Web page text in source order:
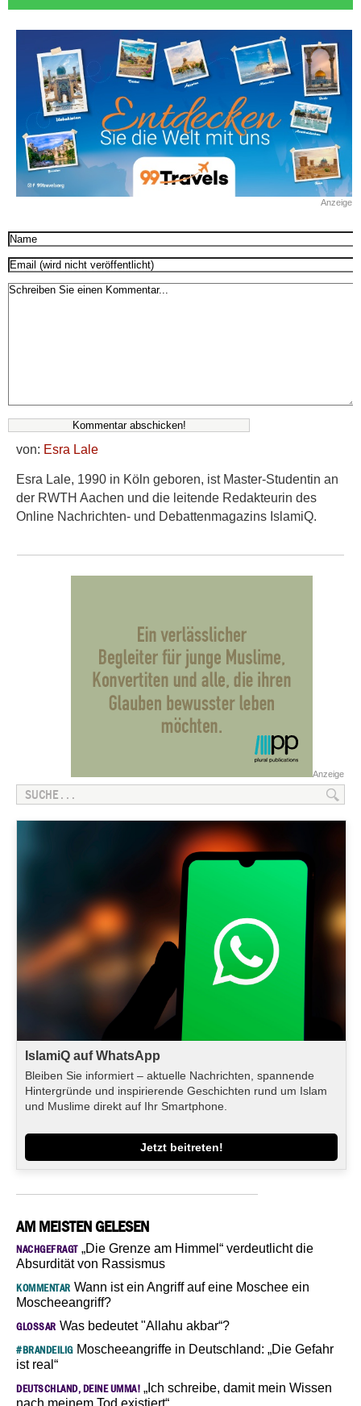
Anzeige
von: Esra Lale
Esra Lale, 1990 in Köln geboren, ist Master-Studentin an
der RWTH Aachen und die leitende Redakteurin des
Online Nachrichten- und Debattenmagazins IslamiQ.
Anzeige
IslamiQ auf WhatsApp
Bleiben Sie informiert – aktuelle Nachrichten, spannende
Hintergründe und inspirierende Geschichten rund um Islam
und Muslime direkt auf Ihr Smartphone.
Jetzt beitreten!
AM MEISTEN GELESEN
NACHGEFRAGT„Die Grenze am Himmel“ verdeutlicht die
Absurdität von Rassismus
KOMMENTAR Wann ist ein Angriff auf eine Moschee ein
Moscheeangriff?
GLOSSAR Was bedeutet "Allahu akbar“?
#BRANDEILIGMoscheeangriffe in Deutschland: „Die Gefahr
ist real“
DEUTSCHLAND, DEINE UMMA! „Ich schreibe, damit mein Wissen
nach meinem Tod existiert“